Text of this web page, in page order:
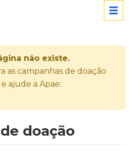
não existe.
as campanhas de doação
ajude a Apae:
doação